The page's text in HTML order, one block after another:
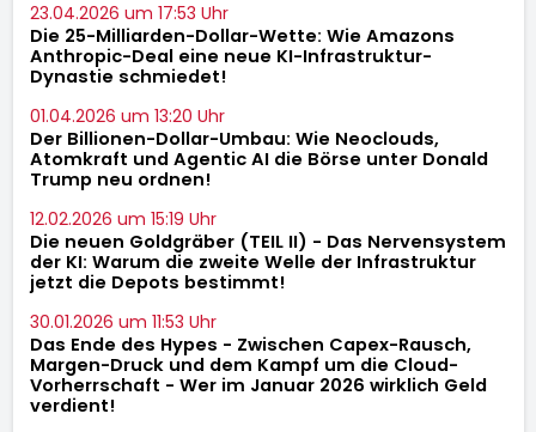
23.04.2026 um 17:53 Uhr
Die 25-Milliarden-Dollar-Wette: Wie Amazons
Anthropic-Deal eine neue KI-Infrastruktur-
Dynastie schmiedet!
01.04.2026 um 13:20 Uhr
Der Billionen-Dollar-Umbau: Wie Neoclouds,
Atomkraft und Agentic AI die Börse unter Donald
Trump neu ordnen!
12.02.2026 um 15:19 Uhr
Die neuen Goldgräber (TEIL II) - Das Nervensystem
der KI: Warum die zweite Welle der Infrastruktur
jetzt die Depots bestimmt!
30.01.2026 um 11:53 Uhr
Das Ende des Hypes - Zwischen Capex-Rausch,
Margen-Druck und dem Kampf um die Cloud-
Vorherrschaft - Wer im Januar 2026 wirklich Geld
verdient!